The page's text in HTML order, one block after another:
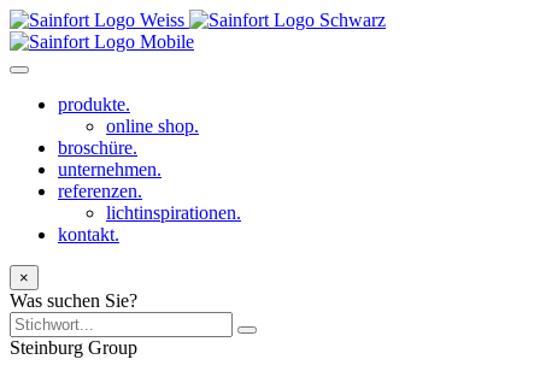
produkte.
online shop.
broschüre.
unternehmen.
referenzen.
lichtinspirationen.
kontakt.
×
Was suchen Sie?
Steinburg Group